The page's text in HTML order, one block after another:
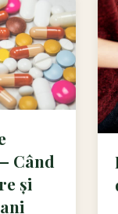
Când
și